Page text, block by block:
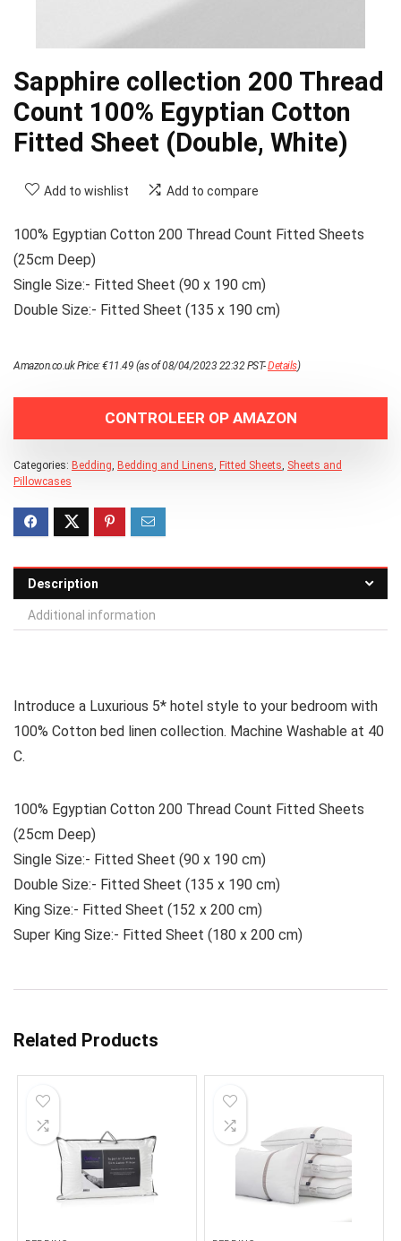
Sapphire collection 200 Thread
Count 100% Egyptian Cotton
Fitted Sheet (Double, White)
Add to wishlist Add to compare
100% Egyptian Cotton 200 Thread Count Fitted Sheets
(25cm Deep)
Single Size:- Fitted Sheet (90 x 190 cm)
Double Size:- Fitted Sheet (135 x 190 cm)
Amazon.co.uk Price:€11.49 (as of 08/04/2023 22:32 PST-Details)
CONTROLEER OP AMAZON
Categories: Bedding, Bedding and Linens, Fitted Sheets, Sheets and
Pillowcases
Description
Additional information
Introduce a Luxurious 5* hotel style to your bedroom with
100% Cotton bed linen collection. Machine Washable at 40
C.
100% Egyptian Cotton 200 Thread Count Fitted Sheets
(25cm Deep)
Single Size:- Fitted Sheet (90 x 190 cm)
Double Size:- Fitted Sheet (135 x 190 cm)
King Size:- Fitted Sheet (152 x 200 cm)
Super King Size:- Fitted Sheet (180 x 200 cm)
Related Products